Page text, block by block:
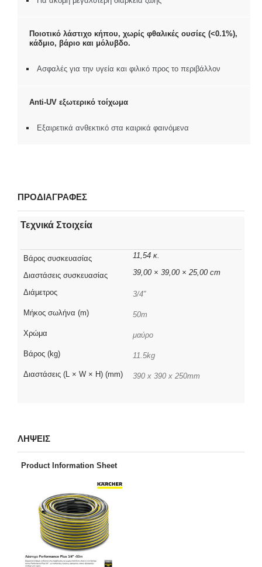
Ποιοτικό λάστιχο κήπου, χωρίς φθαλικές ουσίες (<0.1%),
κάδμιο, βάριο και μόλυβδο.
Ασφαλές για την υγεία και φιλικό προς το περιβάλλον
Anti-UV εξωτερικό τοίχωμα
Εξαιρετικά ανθεκτικό στα καιρικά φαινόμενα
ΠΡΟΔΙΑΓΡΑΦΕΣ
Τεχνικά Στοιχεία
Βάρος συσκευασίας 11,54 κ.
Διαστάσεις συσκευασίας 39,00 × 39,00 × 25,00 cm
Διάμετρος 3/4″
Μήκος σωλήνα (m) 50m
Χρώμα μαύρο
Βάρος (kg) 11.5kg
Διαστάσεις (L × W × H) (mm) 390 x 390 x 250mm
ΛΗΨΕΙΣ
Product Information Sheet